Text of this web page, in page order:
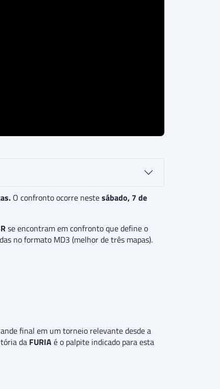
O confronto ocorre nestesábado, 7 de
se encontram em confronto que define o
no formato MD3 (melhor de três mapas).
final em um torneio relevante desde a
da FURIAé o palpite indicado para esta